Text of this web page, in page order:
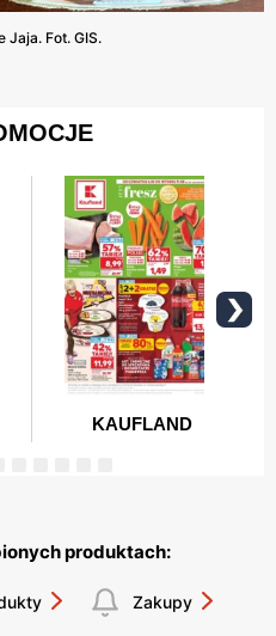
Jaja. Fot. GIS.
produktach:
Zakupy